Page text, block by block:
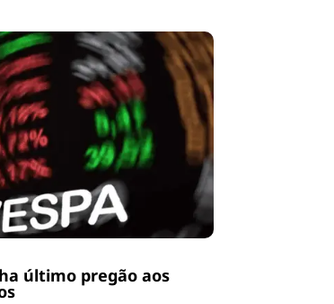
último pregão aos